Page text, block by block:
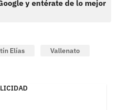
y entérate de lo mejor
Elías Vallenato